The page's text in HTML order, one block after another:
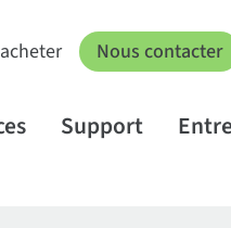
Nous contacter
Support